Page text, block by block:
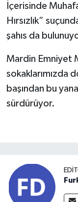
İçerisinde
Hırsızlık”
şahıs da
Mardin Emniyet
sokaklarımızda
başından bu yana
sürdürüyor.